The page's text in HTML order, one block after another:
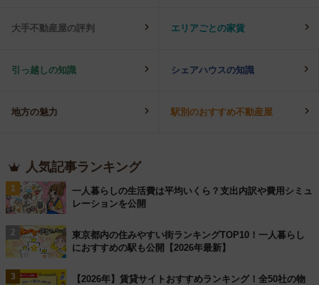
大手不動産屋の評判 エリアごとの家賃
引っ越しの知識 シェアハウスの知識
地方の魅力 駅別のおすすめ不動産屋
人気記事ランキング
1
一人暮らしの生活費は平均いくら？支出内訳や費用シミュ
レーションを公開
2
東京都内の住みやすい街ランキングTOP10！一人暮らし
におすすめの駅も公開【2026年最新】
3
【2026年】賃貸サイトおすすめランキング！全50社の物